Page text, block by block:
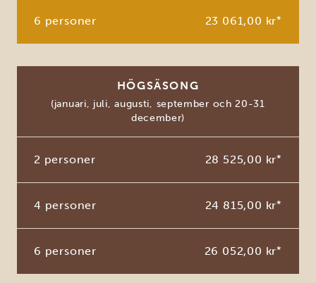
6 personer 23 061,00 kr*
HÖGSÄSONG
(januari, juli, augusti, september och 20-31
december)
2 personer 28 525,00 kr*
4 personer 24 815,00 kr*
6 personer 26 052,00 kr*